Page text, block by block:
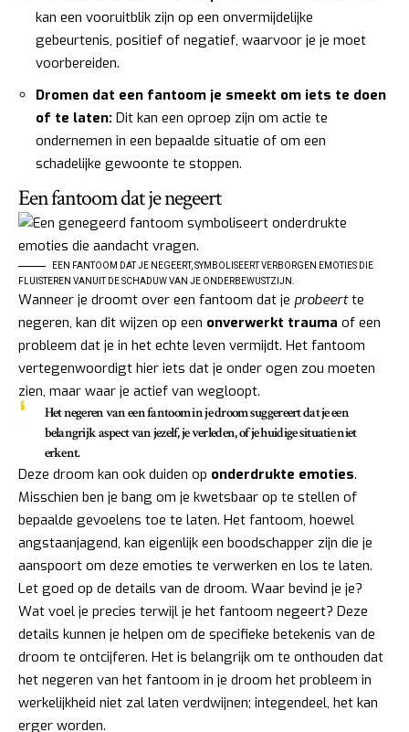
kan een vooruitblik zijn op een onvermijdelijke
gebeurtenis, positief of negatief, waarvoor je je moet
voorbereiden.
Dromen dat een fantoom je smeekt om iets te doen
of te laten: Dit kan een oproep zijn om actie te
ondernemen in een bepaalde situatie of om een
schadelijke gewoonte te stoppen.
Een fantoom dat je negeert
EEN FANTOOM DAT JE NEGEERT, SYMBOLISEERT VERBORGEN EMOTIES DIE
FLUISTEREN VANUIT DE SCHADUW VAN JE ONDERBEWUSTZIJN.
Wanneer je droomt over een fantoom dat je probeertte
negeren, kan dit wijzen op een onverwerkt trauma of een
probleem dat je in het echte leven vermijdt. Het fantoom
vertegenwoordigt hier iets dat je onder ogen zou moeten
zien, maar waar je actief van wegloopt.
Het negeren van een fantoom in je droom suggereert dat je een
belangrijk aspect van jezelf, je verleden, of je huidige situatie niet
erkent.
Deze droom kan ook duiden op onderdrukte emoties.
Misschien ben je bang om je kwetsbaar op te stellen of
bepaalde gevoelens toe te laten. Het fantoom, hoewel
angstaanjagend, kan eigenlijk een boodschapper zijn die je
aanspoort om deze emoties te verwerken en los te laten.
Let goed op de details van de droom. Waar bevind je je?
Wat voel je precies terwijl je het fantoom negeert? Deze
details kunnen je helpen om de specifieke betekenis van de
droom te ontcijferen. Het is belangrijk om te onthouden dat
het negeren van het fantoom in je droom het probleem in
werkelijkheid niet zal laten verdwijnen; integendeel, het kan
erger worden.